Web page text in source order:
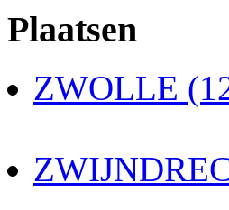
Plaatsen
ZWOLLE